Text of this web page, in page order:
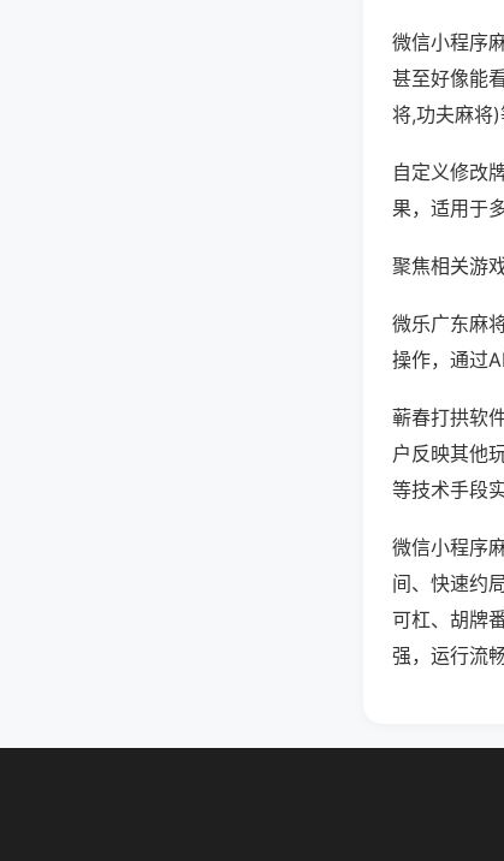
微信小程序
甚至好像能
将,功夫麻将)
自定义修改
果，适用于
聚焦相关游
微乐广东麻
操作，通过
蕲春打拱软
户反映其他
等技术手段
微信小程序
间、快速约
可杠、胡牌
强，运行流